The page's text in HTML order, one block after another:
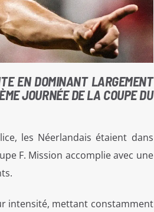
EN DOMINANT LARGEMENT
JOURNÉE DE LA COUPE DU
les Néerlandais étaient dans
F. Mission accomplie avec une
intensité, mettant constamment